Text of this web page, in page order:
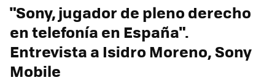
"Sony, jugador de pleno derecho
en telefonía en España".
Entrevista a Isidro Moreno, Sony
Mobile